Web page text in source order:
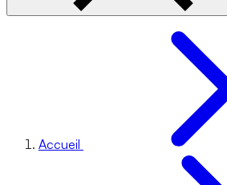
Accueil